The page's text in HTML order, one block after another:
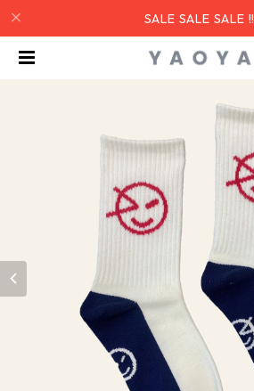
SALE SALE SALE !!